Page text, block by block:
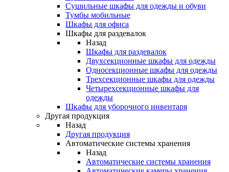
Сушильные шкафы для одежды и обуви
Тумбы мобильные
Шкафы для офиса
Шкафы для раздевалок
Назад
Шкафы для раздевалок
Двухсекционные шкафы для одежды
Односекционные шкафы для одежды
Трехсекционные шкафы для одежды
Четырехсекционные шкафы для
одежды
Шкафы для уборочного инвентаря
Другая продукция
Назад
Другая продукция
Автоматические системы хранения
Назад
Автоматические системы хранения